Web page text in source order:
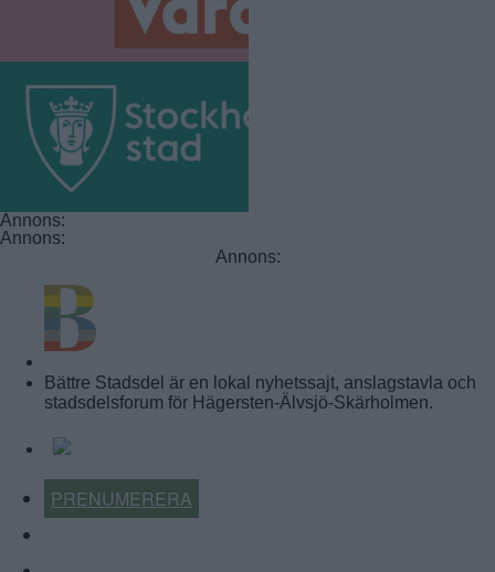
Annons:
Annons:
Annons:
Bättre Stadsdel är en lokal nyhetssajt, anslagstavla och
stadsdelsforum för Hägersten-Älvsjö-Skärholmen.
PRENUMERERA